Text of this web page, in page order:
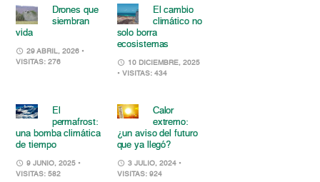
Drones que
siembran
vida
29 ABRIL, 2026 •
VISITAS: 276
El cambio
climático no
solo borra
ecosistemas
10 DICIEMBRE, 2025
• VISITAS: 434
El
permafrost:
una bomba climática
de tiempo
9 JUNIO, 2025 •
VISITAS: 582
Calor
extremo:
¿un aviso del futuro
que ya llegó?
3 JULIO, 2024 •
VISITAS: 924